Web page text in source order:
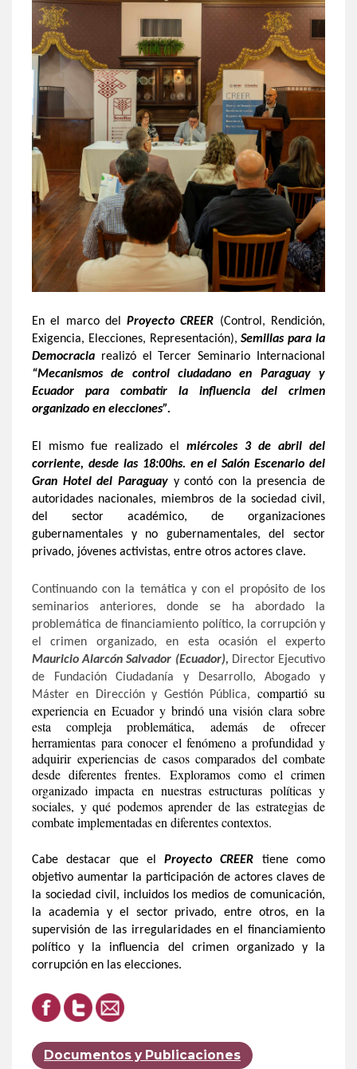
En el marco delProyecto CREER (Control, Rendición,
Exigencia, Elecciones, Representación),Semillas para la
Democracia realizó el Tercer Seminario Internacional
“Mecanismos de control ciudadano en Paraguay y
Ecuador para combatir la influencia del crimen
organizado en elecciones”.
El mismo fue realizado el miércoles 3 de abril del
corriente, desde las 18:00hs. en el Salón Escenario del
Gran Hotel del Paraguay y contó con la presencia de
autoridades nacionales, miembros de la sociedad civil,
del sector académico, de organizaciones
gubernamentales y no gubernamentales, del sector
privado, jóvenes activistas, entre otros actores clave.
Continuando con la temática y con el propósito de los
seminarios anteriores, donde se ha abordado la
problemática de financiamiento político, la corrupción y
el crimen organizado, en esta ocasión el experto
MauricioAlarcón Salvador (Ecuador), Director Ejecutivo
de Fundación Ciudadanía y Desarrollo, Abogado y
Máster en Dirección y Gestión Pública, compartió su
experiencia en Ecuador y brindó una visión clara sobre
esta compleja problemática, además de ofrecer
herramientas para conocer el fenómeno a profundidad y
adquirir experiencias de casos comparados del combate
desde diferentes frentes. Exploramos como el crimen
organizado impacta en nuestras estructuras políticas y
sociales, y qué podemos aprender de las estrategias de
combate implementadas en diferentes contextos.
Cabe destacar que elProyecto CREER tiene como
objetivo aumentar la participación de actores claves de
la sociedad civil, incluidos los medios de comunicación,
la academia y el sector privado, entre otros, en la
supervisión de las irregularidades en el financiamiento
político y la influencia del crimen organizado y la
corrupción en las elecciones.
Documentos y Publicaciones